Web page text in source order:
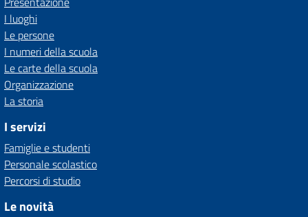
I luoghi
Le persone
I numeri della scuola
Le carte della scuola
Organizzazione
La storia
I servizi
Famiglie e studenti
Personale scolastico
Percorsi di studio
Le novità